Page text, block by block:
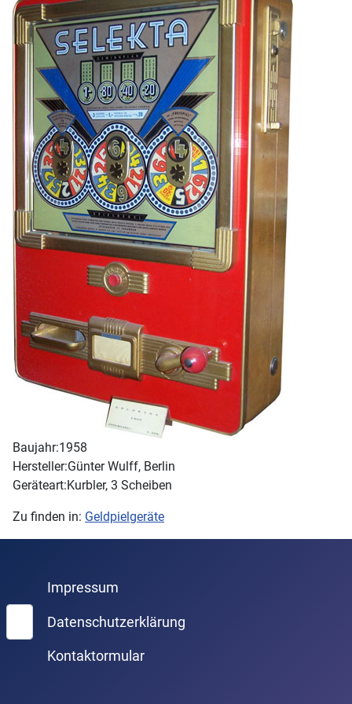
Baujahr:1958
Hersteller:Günter Wulff, Berlin
Geräteart:Kurbler, 3 Scheiben
Zu finden in: Geldpielgeräte
Suchen
Impressum
Datenschutzerklärung
Kontaktormular